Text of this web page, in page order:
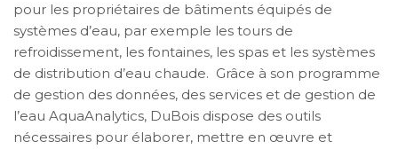
pour les propriétaires de bâtiments équipés de
systèmes d’eau, par exemple les tours de
refroidissement, les fontaines, les spas et les systèmes
de distribution d’eau chaude. Grâce à son programme
de gestion des données, des services et de gestion de
l’eau AquaAnalytics, DuBois dispose des outils
nécessaires pour élaborer, mettre en œuvre et